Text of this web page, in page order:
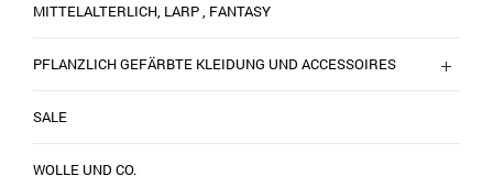
MITTELALTERLICH, LARP , FANTASY
PFLANZLICH GEFÄRBTE KLEIDUNG UND ACCESSOIRES
SALE
WOLLE UND CO.